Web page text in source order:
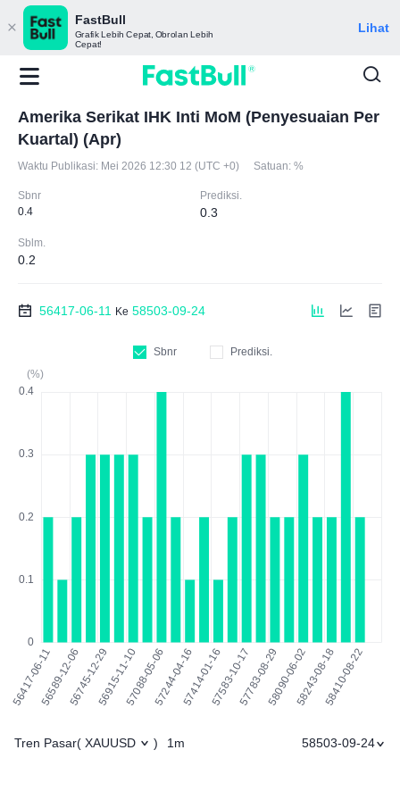
FastBull
Grafik Lebih Cepat, Obrolan Lebih
Cepat!
Lihat
Amerika Serikat IHK Inti MoM (Penyesuaian Per
Kuartal) (Apr)
Waktu Publikasi: Mei 2026 12:30 12 (UTC +0) Satuan: %
Sbnr
0.4
Prediksi.
0.3
Sblm.
0.2
56417-06-11 Ke 58503-09-24
Sbnr
Prediksi.
(%)
Tren Pasar( XAUUSD ) 1m 58503-09-24